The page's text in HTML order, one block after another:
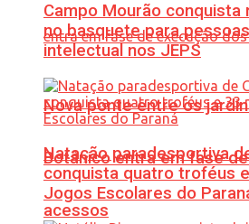
Nova ponte entre os
Botânico entra em fase
acessos
Campo Mourão conquista
no basquete para
intelectual nos JEPS
Natação paradesportiva
conquista quatro troféus
Jogos Escolares do